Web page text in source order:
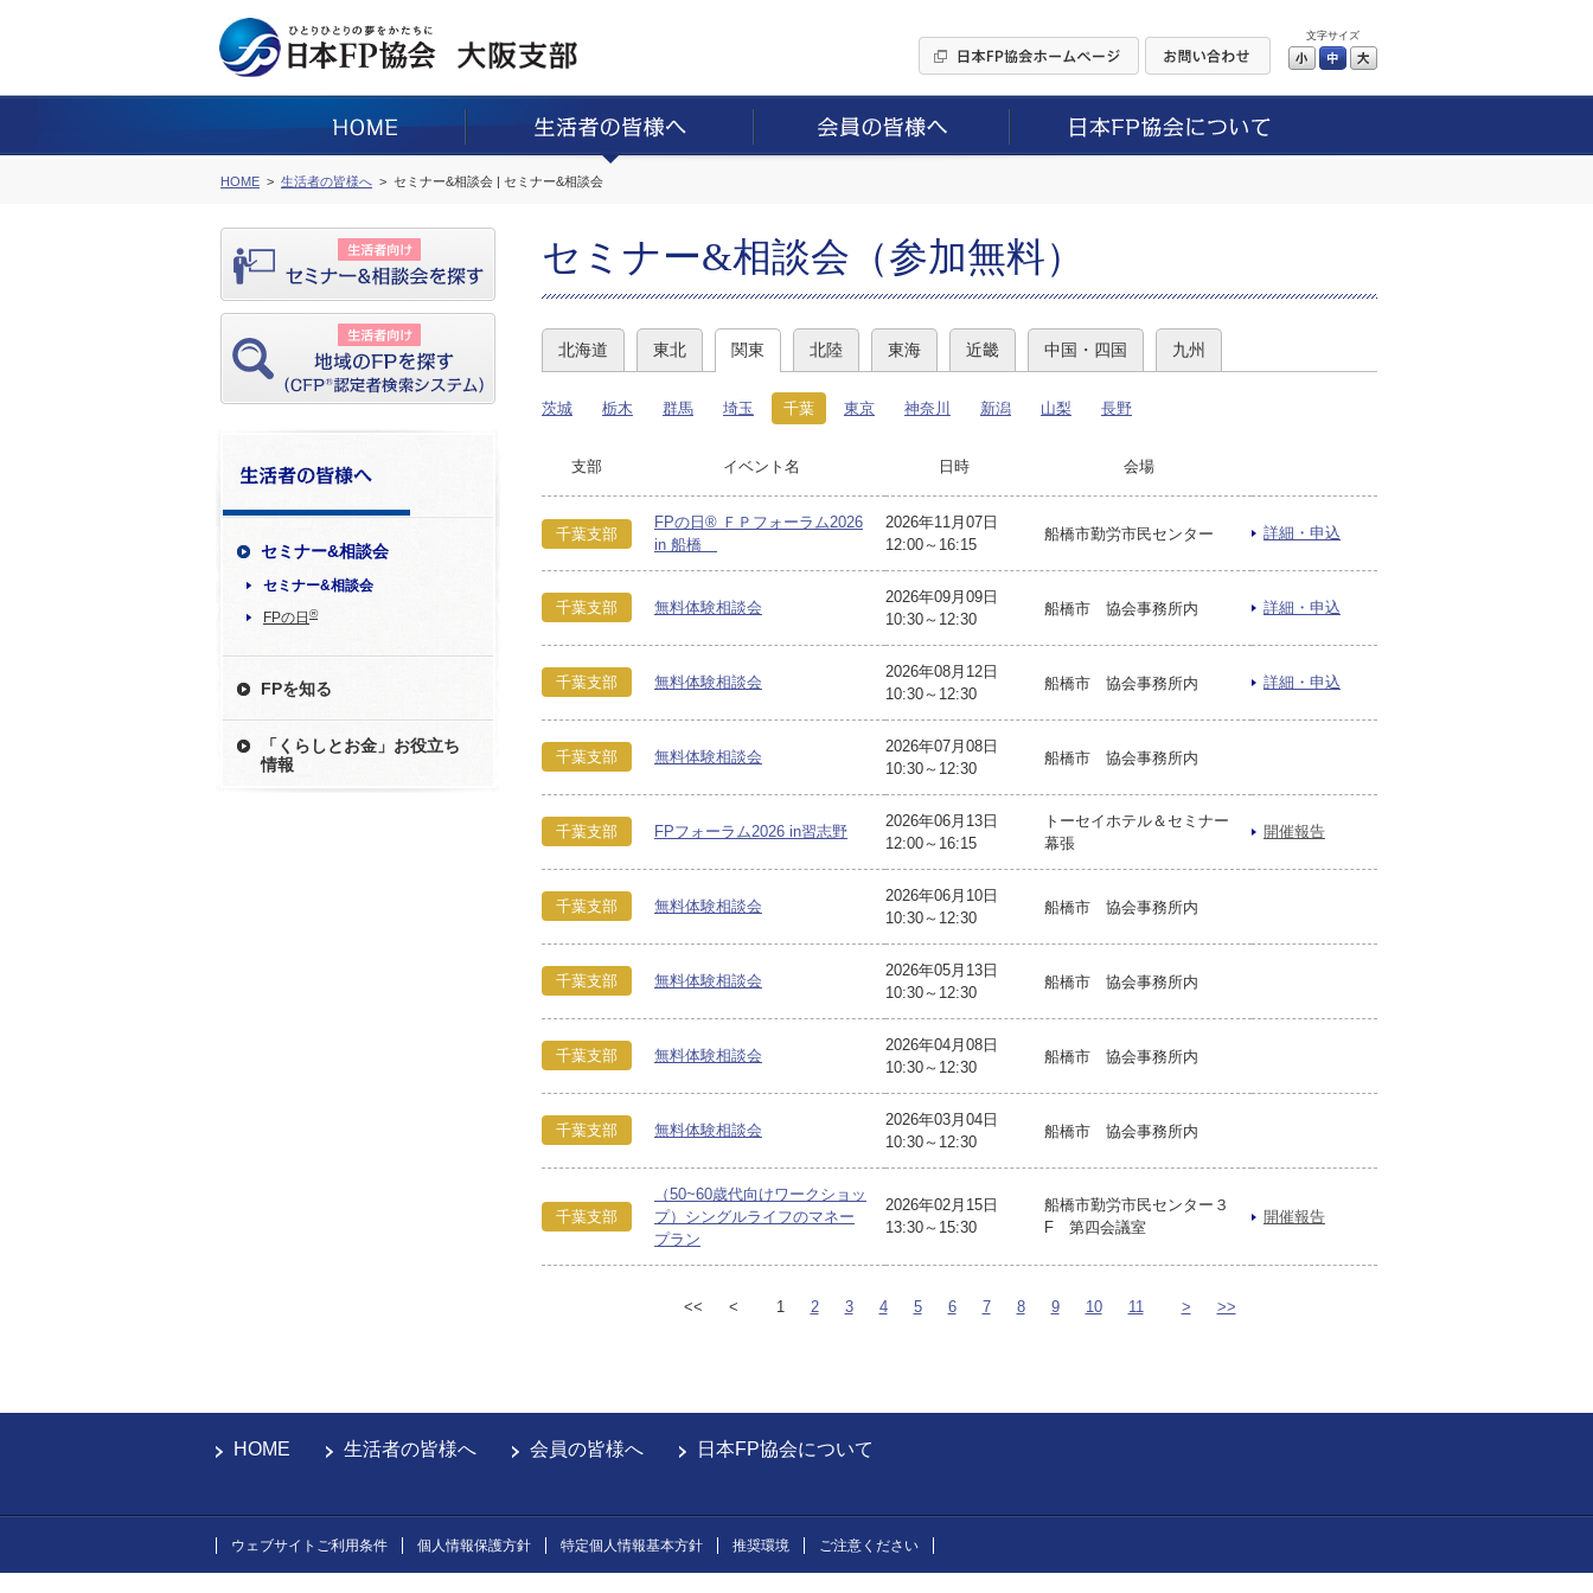
文字サイズ
小 中
HOME 生活者の皆様へ セミナー&相談会 | セミナー&相談会
セミナー&相談会
セミナー&相談会
FPの日 ®
FPを知る
「くらしとお金」お役立ち
情報
セミナー&相談会（参加無料）
北海道 東北 関東 北陸 東海 近畿 中国・四国 九州
茨城 栃木 群馬 埼玉 千葉 東京 神奈川 新潟 山梨 長野
支部 イベント名 日時 会場
千葉支部
FPの日® ＦＰフォーラム2026
in 船橋
2026年11月07日
12:00～16:15
船橋市勤労市民センター 詳細・申込
千葉支部 無料体験相談会
2026年09月09日
10:30～12:30
船橋市 協会事務所内 詳細・申込
千葉支部 無料体験相談会
2026年08月12日
10:30～12:30
船橋市 協会事務所内 詳細・申込
千葉支部 無料体験相談会
2026年07月08日
10:30～12:30
船橋市 協会事務所内
千葉支部 FPフォーラム2026 in習志野
2026年06月13日
12:00～16:15
トーセイホテル＆セミナー
幕張
開催報告
千葉支部 無料体験相談会
2026年06月10日
10:30～12:30
船橋市 協会事務所内
千葉支部 無料体験相談会
2026年05月13日
10:30～12:30
船橋市 協会事務所内
千葉支部 無料体験相談会
2026年04月08日
10:30～12:30
船橋市 協会事務所内
千葉支部 無料体験相談会
2026年03月04日
10:30～12:30
船橋市 協会事務所内
千葉支部
（50~60歳代向けワークショッ
プ）シングルライフのマネー
プラン
2026年02月15日
13:30～15:30
船橋市勤労市民センター３
F 第四会議室
開催報告
<< < 1 2 3 4 5 6 7 8 9 10 11 > >>
HOME 生活者の皆様へ 会員の皆様へ 日本FP協会について
ウェブサイトご利用条件 個人情報保護方針 特定個人情報基本方針 推奨環境 ご注意ください